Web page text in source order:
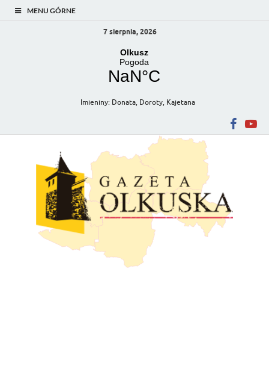
MENU GÓRNE
7 sierpnia, 2026
Imieniny: Donata, Doroty, Kajetana
Gazeta Olkuska